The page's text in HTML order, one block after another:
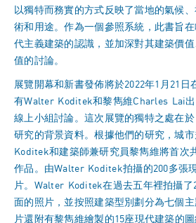
以獨特而務實的方式反映了當地的氣候
術和用途。作為一個參照系統，此書旨
代主義建築的認識，並加深對其建築價
值的討論。
展覽開幕和新書發佈將於2022年1月21日
有Walter Koditek和黎雋維Charles Lai
線上小組討論。這次展覽的獨特之處在
研究的背景資料。根據他們的研究，城
Koditek和建築師兼研究員黎雋維將首次
作品。由Walter Koditek拍攝的200多張
片。Walter Koditek在過去五年裡拍攝了
面的照片，並按照建築型別劃分為七個
片還附有黎雋維繪製的15座現代建築的